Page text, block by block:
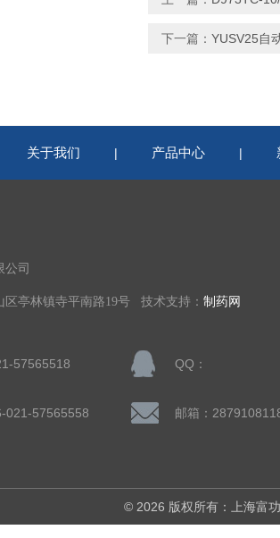
下一篇： YUSV25自
关于我们 | 产品中心 |
公司
区亭林镇寺平南路19号 技术支持： 制药网
57565518 QQ：
021-57565558 邮箱：
© 2026 版权所有：上海富